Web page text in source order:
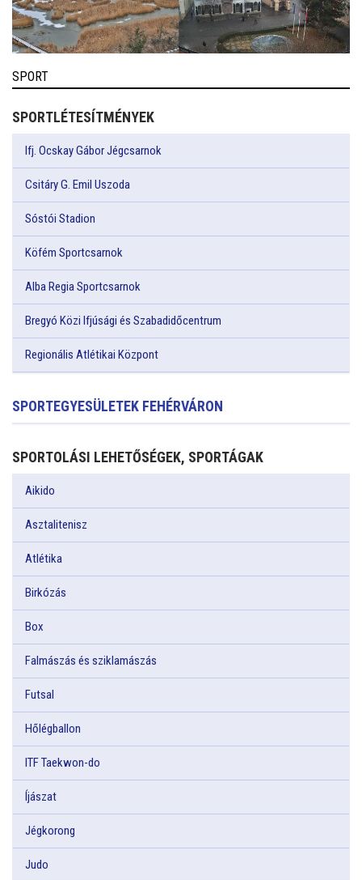
SPORT
SPORTLÉTESÍTMÉNYEK
Ifj. Ocskay Gábor Jégcsarnok
Csitáry G. Emil Uszoda
Sóstói Stadion
Köfém Sportcsarnok
Alba Regia Sportcsarnok
Bregyó Közi Ifjúsági és Szabadidőcentrum
Regionális Atlétikai Központ
SPORTEGYESÜLETEK FEHÉRVÁRON
SPORTOLÁSI LEHETŐSÉGEK, SPORTÁGAK
Aikido
Asztalitenisz
Atlétika
Birkózás
Box
Falmászás és sziklamászás
Futsal
Hőlégballon
ITF Taekwon-do
Íjászat
Jégkorong
Judo